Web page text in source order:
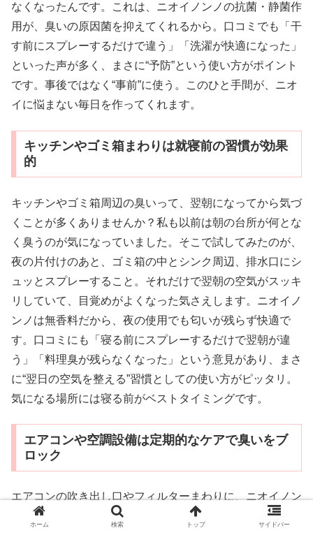
なくなったんです。これは、ニオイノンノの抗菌・静菌作
用が、臭いの原因菌を抑えてくれるから。口コミでも「干
す前にスプレーするだけで違う」「洗濯が快適になった」
といった声が多く、まさに“予防”という使い方がポイント
です。事後ではなく“事前”に使う。このひと手間が、ニオ
イに悩まない毎日を作ってくれます。
キッチンやゴミ箱まわりは就寝前の習慣が効果
的
キッチンやゴミ箱周辺の臭いって、翌朝になってから気づ
くことが多くありませんか？私も以前は朝の台所が何とな
く臭うのが気になっていました。そこで試してみたのが、
夜の片付けのあと、ゴミ箱の中とシンク周辺、排水口にシ
ュッとスプレーすること。それだけで翌朝の空気がスッキ
リしていて、目覚めがよくなった気さえします。ニオイノ
ンノは無香料だから、夜の使用でも匂いが残らず快適で
す。口コミにも「寝る前にスプレーするだけで翌朝が違
う」「料理臭が残らなくなった」という意見があり、まさ
に“翌日の空気を整える”習慣としての使い方がピッタリ。
気になる場所には寝る前がベストタイミングです。
エアコンや空調設備は定期的なケアで臭いをブ
ロック
エアコンの吹き出し口やフィルターまわりに、ニオイノン
ノを定期的に使うことで、カビ臭やこもった臭いを大幅に
ホーム 検索 トップ サイドバー